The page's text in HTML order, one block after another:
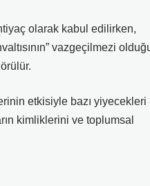
olarak kabul edilirken,
vazgeçilmezi
etkisiyle bazı yiyecekleri
kimliklerini ve toplumsal